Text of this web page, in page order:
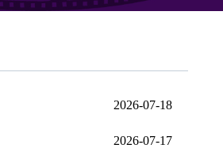
2026-07-18
2026-07-17